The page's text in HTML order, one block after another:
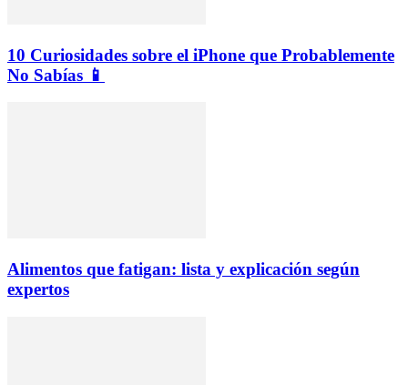
10 Curiosidades sobre el iPhone que Probablemente
No Sabías 📱
Alimentos que fatigan: lista y explicación según
expertos